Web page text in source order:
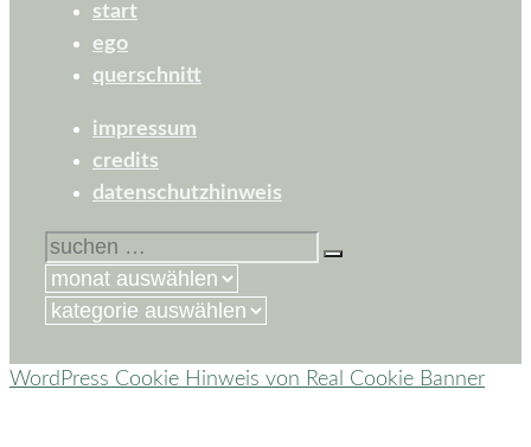
start
ego
querschnitt
impressum
credits
datenschutzhinweis
suchen
nach:
kategorien
WordPress Cookie Hinweis von Real Cookie Banner